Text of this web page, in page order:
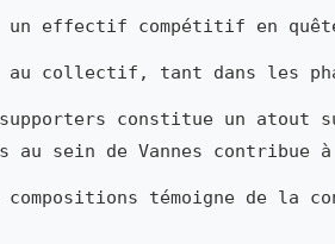
un effectif compétitif en
collectif, tant dans les
constitue un atout
au sein de Vannes contribue
témoigne de la